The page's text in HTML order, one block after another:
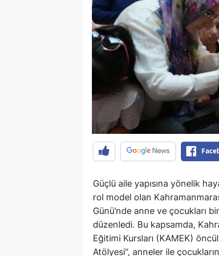
Güçlü aile yapısına yönelik
rol model olan
Günü’nde anne ve çocukları
düzenledi. Bu kapsamda,
Eğitimi Kursları (KAMEK)
Atölyesi”, anneler ile